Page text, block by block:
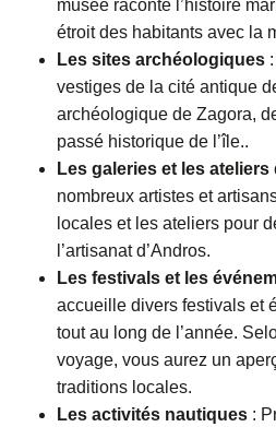
musée raconte l’histoire
étroit des habitants avec la
Les sites archéologiques
vestiges de la cité antique
archéologique de Zagora,
passé historique de l’île..
Les galeries et les ateliers
nombreux artistes et
locales et les ateliers pour
l’artisanat d’Andros.
Les festivals et les
accueille divers festivals et
tout au long de l’année.
voyage, vous aurez un
traditions locales.
Les activités nautiques :